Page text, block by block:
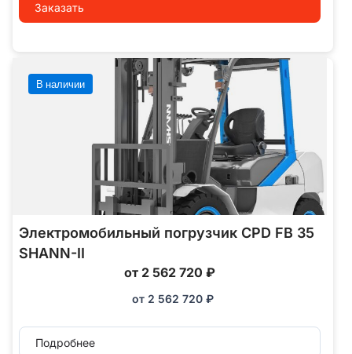
Заказать
В наличии
Электромобильный погрузчик CPD FB 35
SHANN-II
от 2 562 720 ₽
от 2 562 720 ₽
Подробнее